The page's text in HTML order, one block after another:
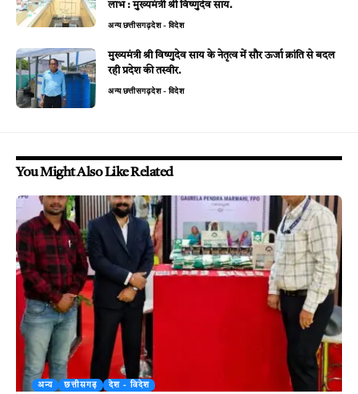
लाभ : मुख्यमंत्री श्री विष्णुदेव साय.
अन्यछत्तीसगढ़देश - विदेश
मुख्यमंत्री श्री विष्णुदेव साय के नेतृत्व में सौर ऊर्जा क्रांति से बदल
रही प्रदेश की तस्वीर.
अन्यछत्तीसगढ़देश - विदेश
You Might Also Like Related
अन्य छत्तीसगढ़ देश - विदेश